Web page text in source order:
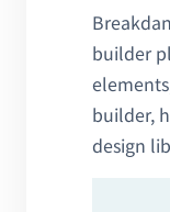
builder
builder,
design